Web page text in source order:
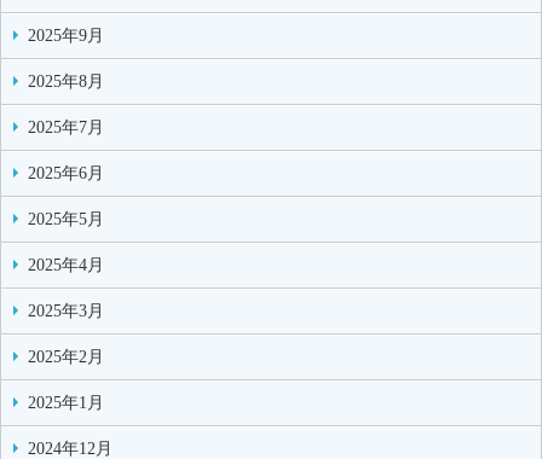
2025年9月
2025年8月
2025年7月
2025年6月
2025年5月
2025年4月
2025年3月
2025年2月
2025年1月
2024年12月